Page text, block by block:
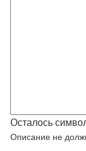
Осталось
Описание не